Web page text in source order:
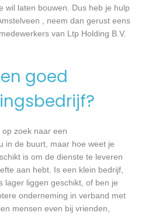
wil laten bouwen. Dus heb je hulp
, neem dan gerust eens
van Ltp Holding B.V.
goed
zoek naar een
in de buurt, maar hoe weet je
is om de dienste te leveren
aan hebt. Is een klein bedrijf,
lager liggen geschikt, of ben je
onderneming in verband met
mensen even bij vrienden,